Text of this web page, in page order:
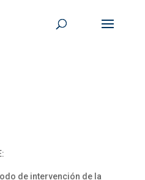
de intervención de la